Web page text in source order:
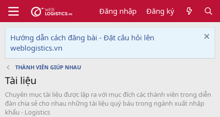
Đăng nhập Đăng ký
Hướng dẫn cách đăng bài - Đặt câu hỏi lên
weblogistics.vn
THÀNH VIÊN GIÚP NHAU
Tài liệu
Chuyên mục tài liệu được lập ra với mục đích các thành viên trong diễn
đàn chia sẻ cho nhau những tài liệu quý báu trong ngành xuất nhập
khẩu - Logistics